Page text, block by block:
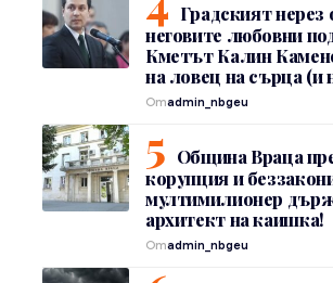
Градският нерез
неговите любовни
Кметът Калин
на ловец на сърца (и
Отadmin_nbgeu
Община Враца
корупция и
мултимилионер
архитект на каишка!
Отadmin_nbgeu